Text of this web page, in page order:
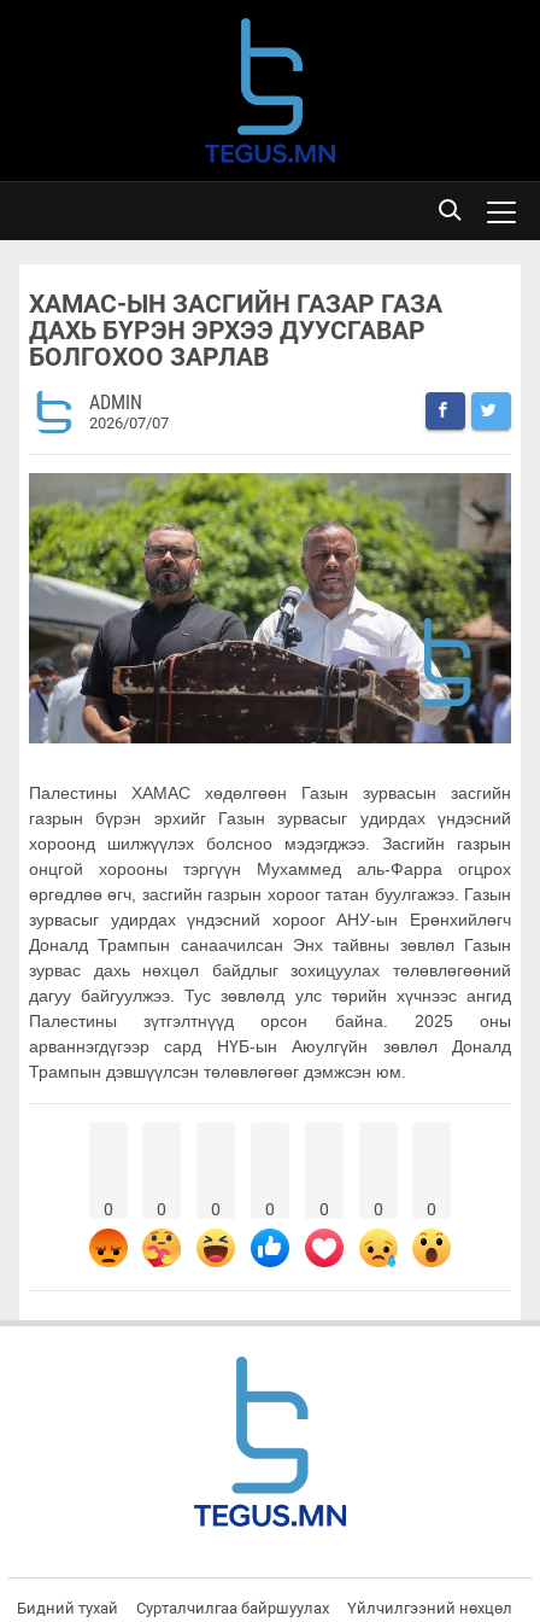
ХАМАС-ЫН ЗАСГИЙН ГАЗАР ГАЗА
ДАХЬ БҮРЭН ЭРХЭЭ ДУУСГАВАР
БОЛГОХОО ЗАРЛАВ
ADMIN
2026/07/07
Палестины ХАМАС хөдөлгөөн Газын зурвасын засгийн
газрын бүрэн эрхийг Газын зурвасыг удирдах үндэсний
хороонд шилжүүлэх болсноо мэдэгджээ. Засгийн газрын
онцгой хорооны тэргүүн Мухаммед аль-Фарра огцрох
өргөдлөө өгч, засгийн газрын хороог татан буулгажээ. Газын
зурвасыг удирдах үндэсний хороог АНУ-ын Ерөнхийлөгч
Доналд Трампын санаачилсан Энх тайвны зөвлөл Газын
зурвас дахь нөхцөл байдлыг зохицуулах төлөвлөгөөний
дагуу байгуулжээ. Тус зөвлөлд улс төрийн хүчнээс ангид
Палестины зүтгэлтнүүд орсон байна. 2025 оны
арваннэгдүгээр сард НҮБ-ын Аюулгүйн зөвлөл Доналд
Трампын дэвшүүлсэн төлөвлөгөөг дэмжсэн юм.
0 0 0 0 0 0 0
Бидний тухай Сурталчилгаа байршуулах Үйлчилгээний нөхцөл